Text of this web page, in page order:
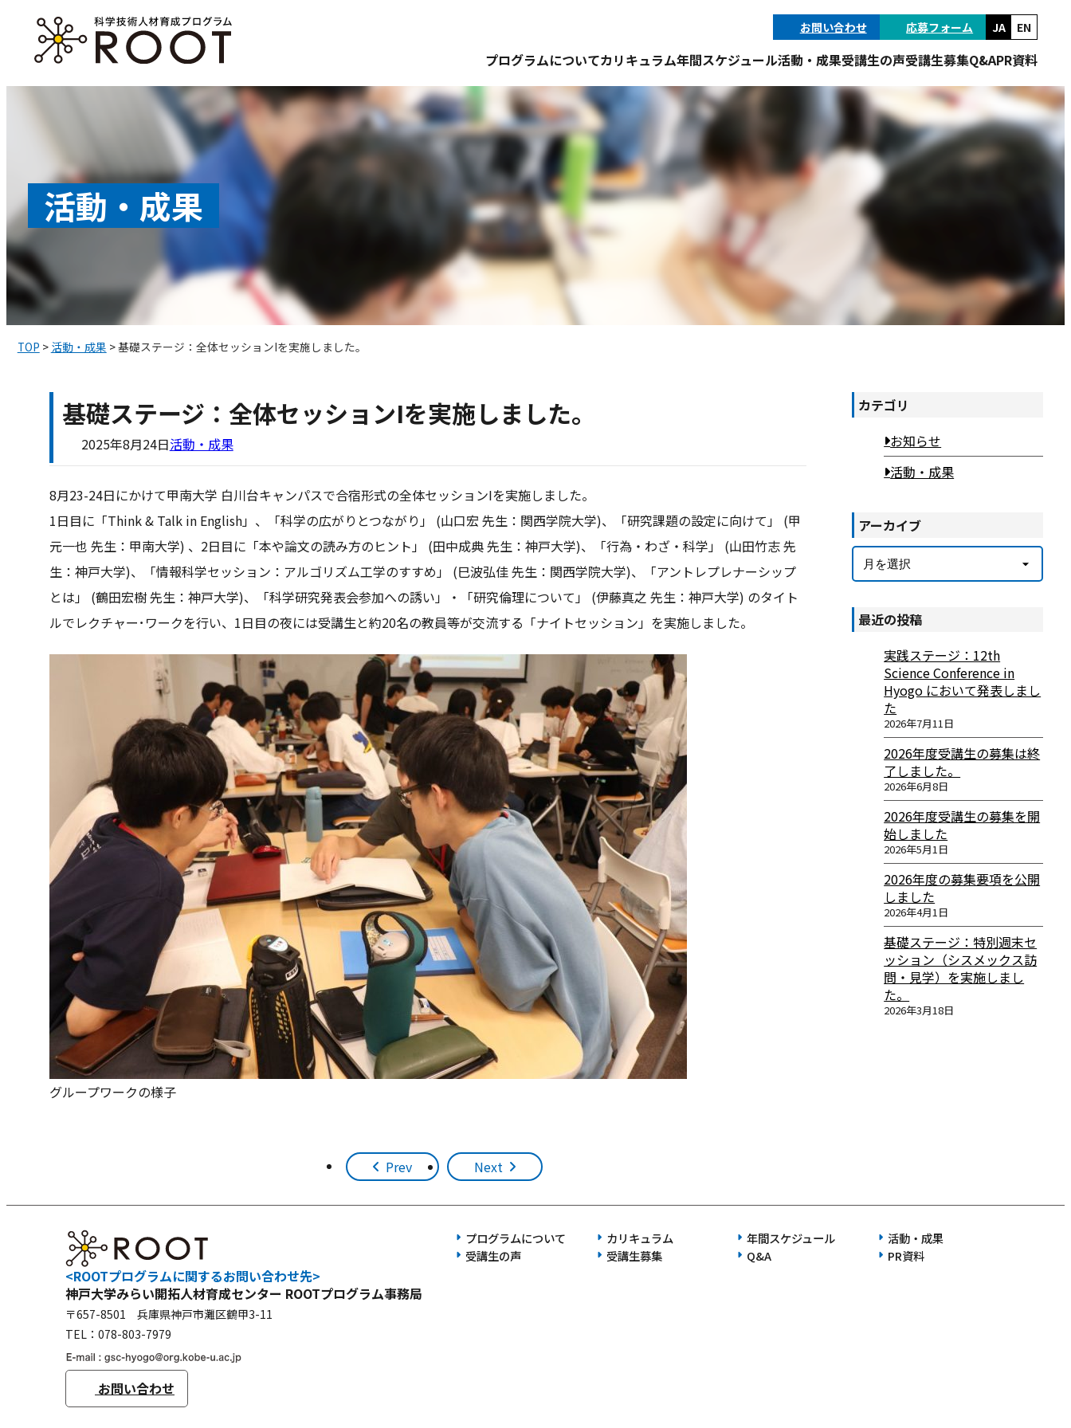
ッ
プ
お問い合わせ 応募フォーム EN
JA
プログラムについてカリキュラム年間スケジュール活動・成果受講生の声受講生募集Q&APR資料
活動・成果
TOP > 活動・成果 >基礎ステージ：全体セッションIを実施しました。
基礎ステージ：全体セッションIを実施しました。
2025年8月24日活動・成果
8月23-24日にかけて甲南大学 白川台キャンパスで合宿形式の全体セッションIを実施しました。
1日目に「Think & Talk in English」、「科学の広がりとつながり」 (⼭⼝宏 先生：関西学院大学)、「研究課題の設定に向けて」 (甲
元一也 先生：甲南大学) 、2日目に「本や論⽂の読み⽅のヒント」 (⽥中成典 先生：神戸大学)、「行為・わざ・科学」 (⼭⽥竹志 先
生：神戸大学)、「情報科学セッション：アルゴリズム工学のすすめ」 (⺒波弘佳 先生：関西学院大学)、「アントレプレナーシップ
とは」 (鶴⽥宏樹 先生：神戸大学)、「科学研究発表会参加への誘い」・「研究倫理について」 (伊藤真之 先生：神戸大学) のタイト
ルでレクチャー･ワークを行い、1日目の夜には受講生と約20名の教員等が交流する「ナイトセッション」を実施しました。
グループワークの様子
Prev Next
カテゴリ
お知らせ
活動・成果
アーカイブ
アーカイブ
最近の投稿
実践ステージ：12th
Science Conference in
Hyogo において発表しまし
た
2026年7月11日
2026年度受講生の募集は終
了しました。
2026年6月8日
2026年度受講生の募集を開
始しました
2026年5月1日
2026年度の募集要項を公開
しました
2026年4月1日
基礎ステージ：特別週末セ
ッション（シスメックス訪
問・見学）を実施しまし
た。
2026年3月18日
<ROOTプログラムに関するお問い合わせ先>
神戸大学みらい開拓人材育成センター ROOTプログラム事務局
〒657-8501 兵庫県神戸市灘区鶴甲3-11
TEL： 078-803-7979
お問い合わせ
プログラムについて カリキュラム 年間スケジュール
活動・成果
受講生の声
受講生募集 Q&A PR資料